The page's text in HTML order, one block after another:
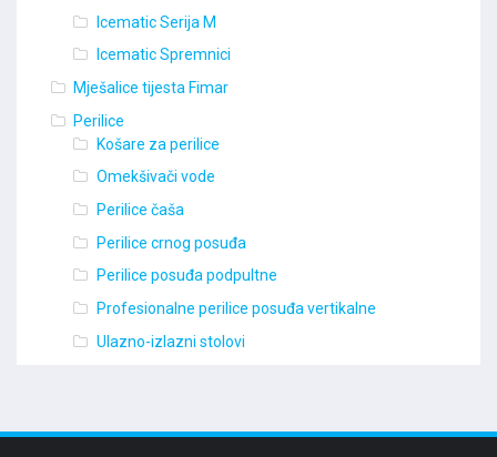
Icematic Serija M
Icematic Spremnici
Mješalice tijesta Fimar
Perilice
Košare za perilice
Omekšivači vode
Perilice čaša
Perilice crnog posuđa
Perilice posuđa podpultne
Profesionalne perilice posuđa vertikalne
Ulazno-izlazni stolovi